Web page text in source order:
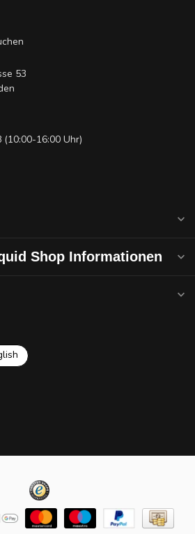
53
16:00 Uhr)
Shop Informationen